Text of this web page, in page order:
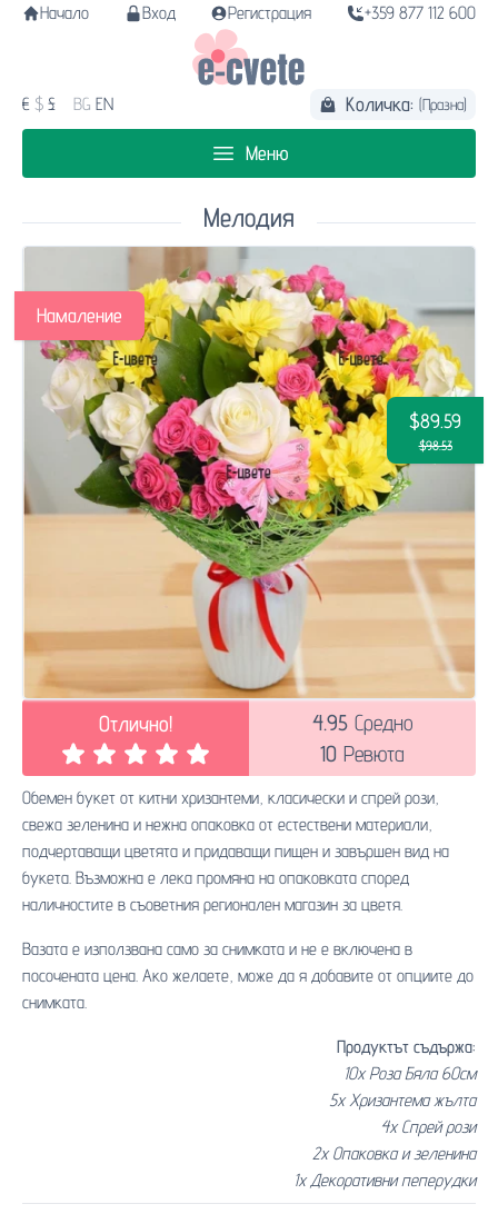
Начало Вход Регистрация +359 877 112 600
€ $ £ BG EN Количка: (Празна)
Меню
Мелодия
$89.59
$98.53
Намаление
Отлично! 4.95Средно
10 Ревюта
Обемен букет от китни хризантеми, класически и спрей рози,
свежа зеленина и нежна опаковка от естествени материали,
подчертаващи цветята и придаващи пищен и завършен вид на
букета. Възможна е лека промяна на опаковката според
наличностите в съоветния регионален магазин за цветя.
Вазата е използвана само за снимката и не е включена в
посочената цена. Ако желаете, може да я добавите от опциите до
снимката.
Продуктът съдържа:
10x Роза Бяла 60см
5x Хризантема жълта
4x Спрей рози
2x Опаковка и зеленина
1x Декоративни пеперудки